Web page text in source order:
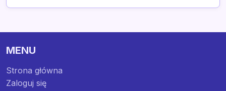
MENU
Strona główna
Zaloguj się